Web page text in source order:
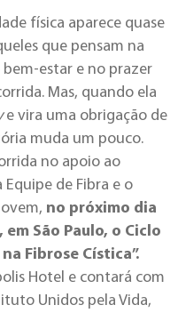
física aparece quase
que pensam na
estar e no prazer
Mas, quando ela
e vira uma obrigação de
muda um pouco.
no apoio ao
de Fibra e o
no próximo dia
em São Paulo, o Ciclo
Fibrose Cística”.
Hotel e contará com
Unidos pela Vida,